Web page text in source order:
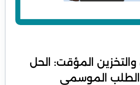
المؤقت: الحل
الطلب الموسمي